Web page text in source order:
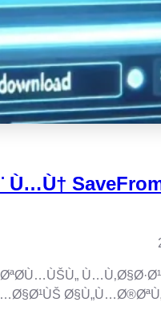
ÙŠÙØ¹ØªØ¨Ø±